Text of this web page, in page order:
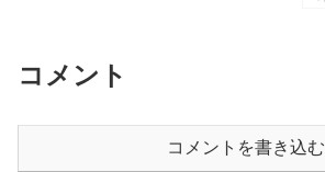
コメント
コメントを書き込む